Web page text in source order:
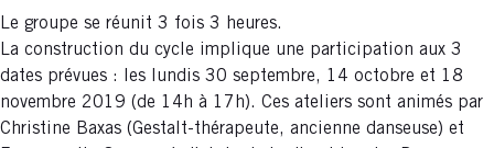
Le groupe se réunit 3 fois 3 heures.
La construction du cycle implique une participation aux 3
dates prévues : les lundis 30 septembre, 14 octobre et 18
novembre 2019 (de 14h à 17h). Ces ateliers sont animés par
Christine Baxas (Gestalt-thérapeute, ancienne danseuse) et